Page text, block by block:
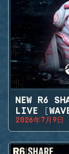
NEW R6
LIVE
2026年7月9日